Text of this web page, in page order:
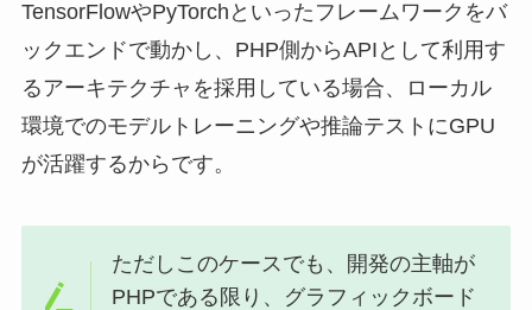
TensorFlowやPyTorchといったフレームワークをバ
ックエンドで動かし、PHP側からAPIとして利用す
るアーキテクチャを採用している場合、ローカル
環境でのモデルトレーニングや推論テストにGPU
が活躍するからです。
ただしこのケースでも、開発の主軸が
PHPである限り、グラフィックボード